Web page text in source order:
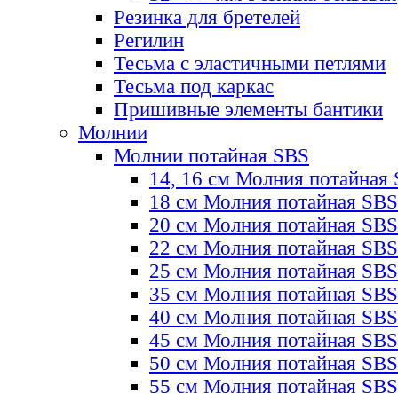
Резинка для бретелей
Регилин
Тесьма с эластичными петлями
Тесьма под каркас
Пришивные элементы бантики
Молнии
Молнии потайная SBS
14, 16 см Молния потайная
18 см Молния потайная SBS
20 см Молния потайная SBS
22 см Молния потайная SBS
25 см Молния потайная SBS
35 см Молния потайная SBS
40 см Молния потайная SBS
45 см Молния потайная SBS
50 см Молния потайная SBS
55 см Молния потайная SBS